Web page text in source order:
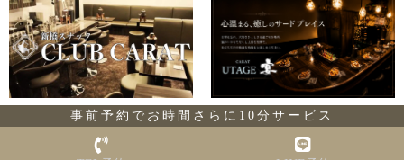
事前予約でお時間さらに10分サービス